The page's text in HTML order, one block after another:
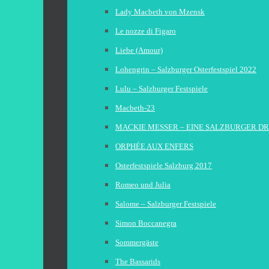
Lady Macbeth von Mzensk
Le nozze di Figaro
Liebe (Amour)
Lohengrin – Salzburger Osterfestspiel 2022
Lulu – Salzburger Festspiele
Macbeth-23
MACKIE MESSER – EINE SALZBURGER
ORPHÉE AUX ENFERS
Osterfestspiele Salzburg 2017
Romeo und Julia
Salome – Salzburger Festspiele
Simon Boccanegra
Sommergäste
The Bassarids